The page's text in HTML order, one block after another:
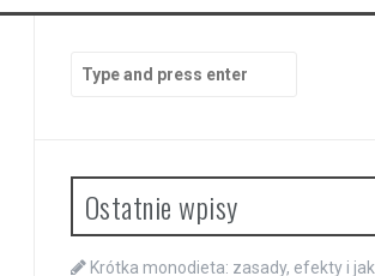
for:
Ostatnie wpisy
Krótka monodieta: zasady, efekty i jak